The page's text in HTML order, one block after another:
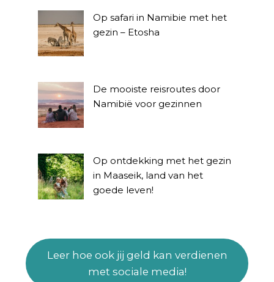
Op safari in Namibie met het
gezin – Etosha
De mooiste reisroutes door
Namibië voor gezinnen
Op ontdekking met het gezin
in Maaseik, land van het
goede leven!
Leer hoe ook jij geld kan verdienen
met sociale media!